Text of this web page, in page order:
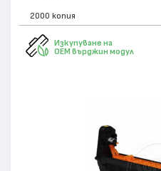
2000 копия
Изкупуване на
OEM върджин модул